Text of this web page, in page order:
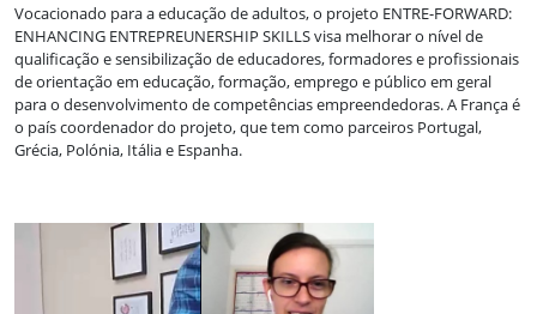
Vocacionado para a educação de adultos, o projeto ENTRE-FORWARD:
ENHANCING ENTREPREUNERSHIP SKILLS visa melhorar o nível de
qualificação e sensibilização de educadores, formadores e profissionais
de orientação em educação, formação, emprego e público em geral
para o desenvolvimento de competências empreendedoras. A França é
o país coordenador do projeto, que tem como parceiros Portugal,
Grécia, Polónia, Itália e Espanha.